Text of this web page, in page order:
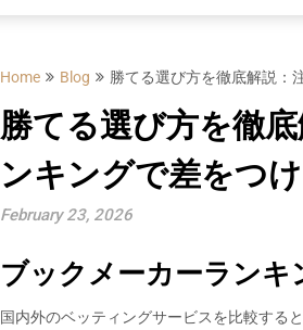
Home Blog 勝てる選び方を徹底解説：
勝てる選び方を徹
ンキングで差をつ
February 23, 2026
ブックメーカーランキ
国内外のベッティングサービスを比較する